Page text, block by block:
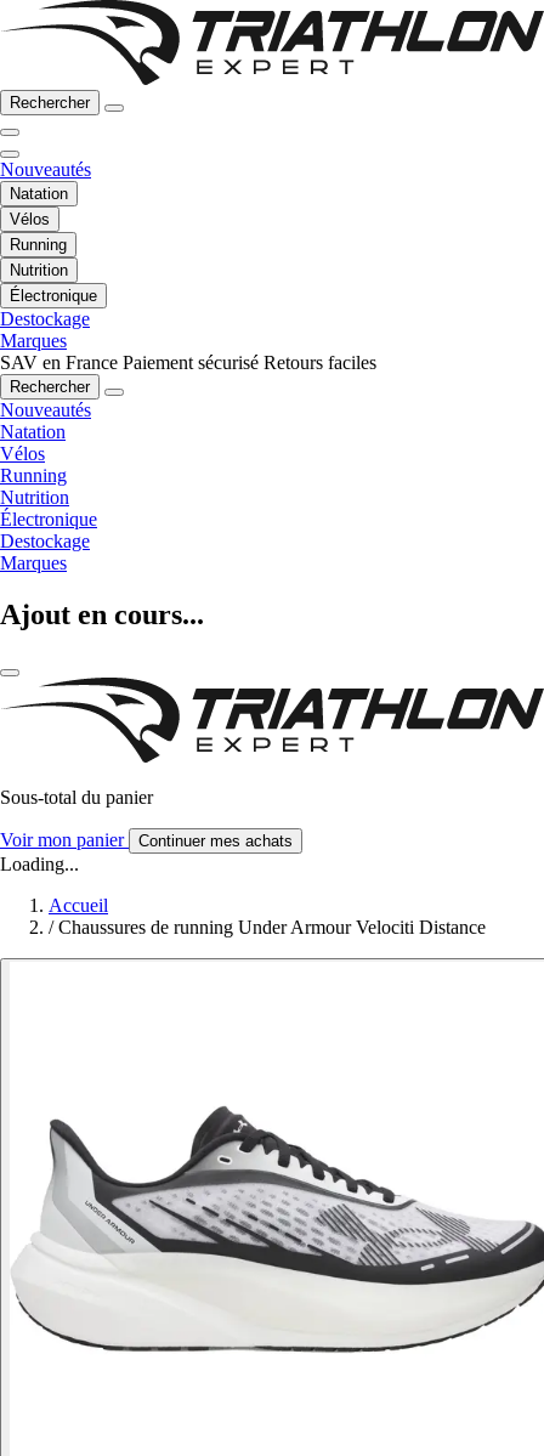
Rechercher
Nouveautés
Natation
Vélos
Running
Nutrition
Électronique
Destockage
Marques
SAV en France Paiement sécurisé Retours faciles
Rechercher
Nouveautés
Natation
Vélos
Running
Nutrition
Électronique
Destockage
Marques
Ajout en cours...
Sous-total du panier
Voir mon panier Continuer mes achats
Loading...
Accueil
/ Chaussures de running Under Armour Velociti Distance